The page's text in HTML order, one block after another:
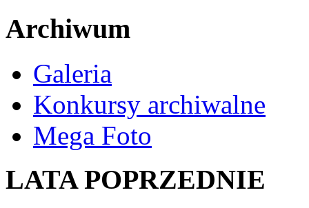
Archiwum
Galeria
Konkursy archiwalne
Mega Foto
LATA POPRZEDNIE